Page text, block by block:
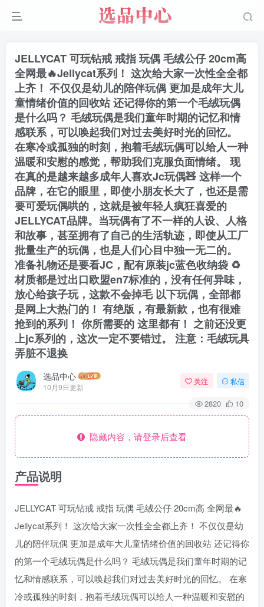
JELLYCAT 可玩钻戒 戒指 玩偶 毛绒公仔 20cm高
全网最🔥Jellycat系列！ 这次给大家一次性全全都
上齐！ 不仅仅是幼儿的陪伴玩偶 更加是成年大儿
童情绪价值的回收站 还记得你的第一个毛绒玩偶
是什么吗？ 毛绒玩偶是我们童年时期的记忆和情
感联系，可以唤起我们对过去美好时光的回忆。
在寒冷或孤独的时刻，抱着毛绒玩偶可以给人一种
温暖和安慰的感觉，帮助我们克服负面情绪。 现
在真的是越来越多成年人喜欢Jc玩偶🧸 这样一个
品牌，在它的眼里，即使小朋友长大了，也还是需
要可爱玩偶哄的，这就是被年轻人疯狂喜爱的
JELLYCAT品牌。当玩偶有了不一样的人设、人格
和故事，甚至拥有了自己的生活轨迹，即使从工厂
批量生产的玩偶，也是人们心目中独一无二的。
准备礼物还是要看JC，配有原装jc蓝色收纳袋 ♻
材质都是过出口欧盟en7标准的，没有任何异味，
放心给孩子玩，这款不会掉毛 以下玩偶，全部都
是网上大热门的！ 有绝版，有最新款，也有很难
抢到的系列！ 你所需要的 这里都有！ 之前还没更
上jc系列的，这次一定不要错过。 注意：毛绒玩具
弄脏不退换
选品中心
10月9日更新
关注 私信
2820 10
隐藏内容，请登录后查看
产品说明
JELLYCAT 可玩钻戒 戒指 玩偶 毛绒公仔 20cm高 全网最🔥
Jellycat系列！ 这次给大家一次性全全都上齐！ 不仅仅是幼
儿的陪伴玩偶 更加是成年大儿童情绪价值的回收站 还记得你
的第一个毛绒玩偶是什么吗？ 毛绒玩偶是我们童年时期的记
忆和情感联系，可以唤起我们对过去美好时光的回忆。 在寒
冷或孤独的时刻，抱着毛绒玩偶可以给人一种温暖和安慰的